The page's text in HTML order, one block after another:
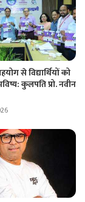
से विद्यार्थियों को
कुलपति प्रो. नवीन